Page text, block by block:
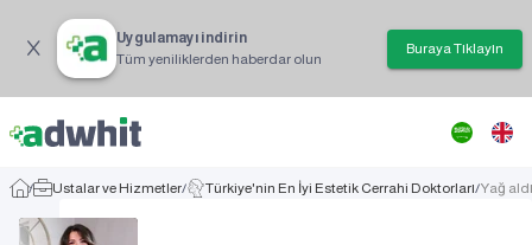
Uygulamayı indirin
Tüm yeniliklerden haberdar olun
Buraya Tıklayın
/ Ustalar ve Hizmetler/ Türkiye'nin En İyi Estetik Cerrahi Doktorları/Yağ